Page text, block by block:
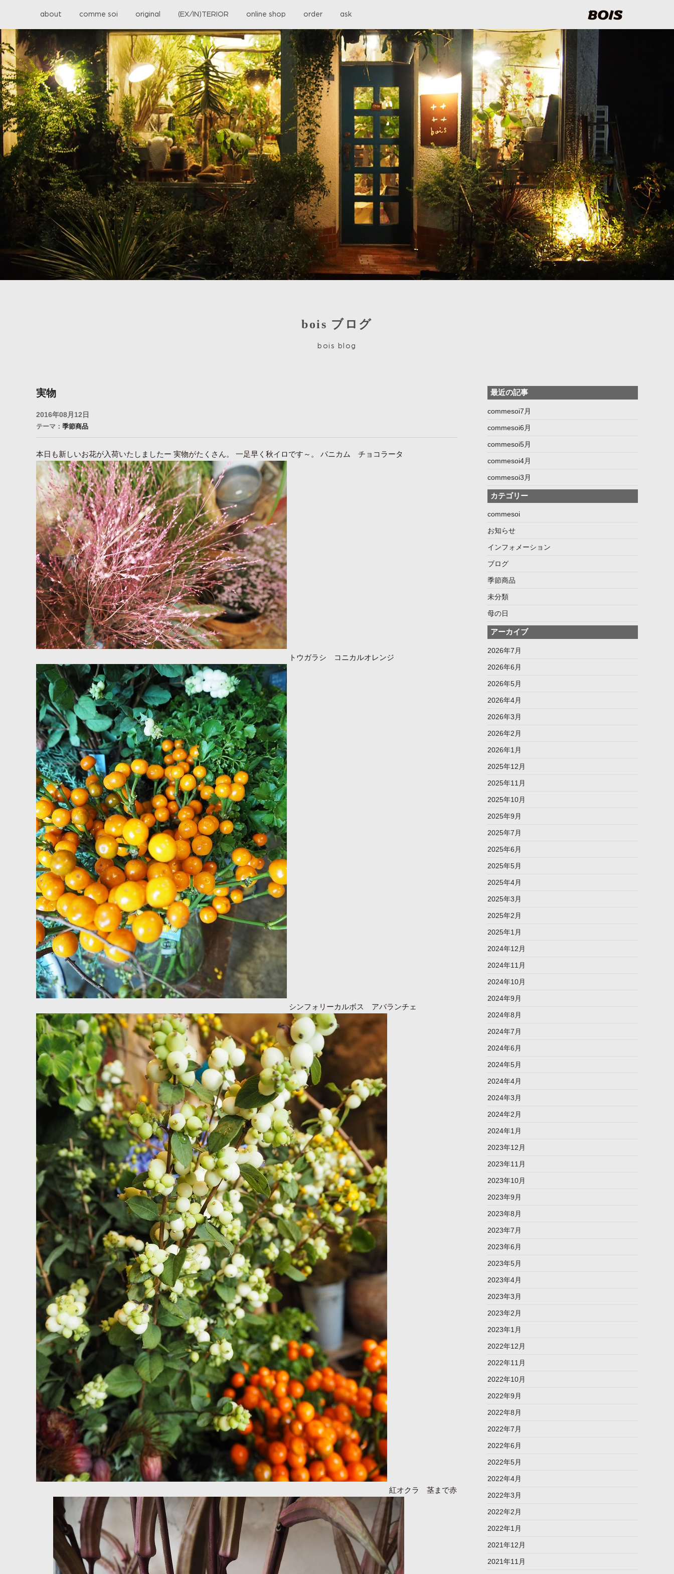
about comme soi original (EX/IN)TERIOR online shop order ask
bois ブログ
bois blog
実物
2016年08月12日
テーマ： 季節商品
本日も新しいお花が入荷いたしましたー 実物がたくさん。 一足早く秋イロです～。 パニカム チョコラータ
トウガラシ コニカルオレンジ
シンフォリーカルボス アバランチェ
紅オクラ 茎まで赤
最近の記事
commesoi7月
commesoi6月
commesoi5月
commesoi4月
commesoi3月
カテゴリー
commesoi
お知らせ
インフォメーション
ブログ
季節商品
未分類
母の日
アーカイブ
2026年7月
2026年6月
2026年5月
2026年4月
2026年3月
2026年2月
2026年1月
2025年12月
2025年11月
2025年10月
2025年9月
2025年7月
2025年6月
2025年5月
2025年4月
2025年3月
2025年2月
2025年1月
2024年12月
2024年11月
2024年10月
2024年9月
2024年8月
2024年7月
2024年6月
2024年5月
2024年4月
2024年3月
2024年2月
2024年1月
2023年12月
2023年11月
2023年10月
2023年9月
2023年8月
2023年7月
2023年6月
2023年5月
2023年4月
2023年3月
2023年2月
2023年1月
2022年12月
2022年11月
2022年10月
2022年9月
2022年8月
2022年7月
2022年6月
2022年5月
2022年4月
2022年3月
2022年2月
2022年1月
2021年12月
2021年11月